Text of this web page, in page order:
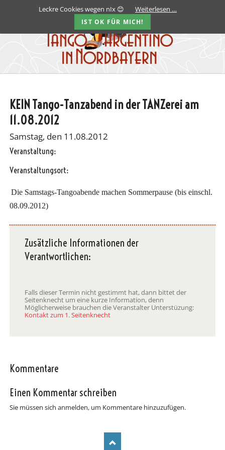
KEIN Tango-Tanzabend in der TANZerei am
11.08.2012
Samstag, den 11.08.2012
Veranstaltung:
Veranstaltungsort:
Die Samstags-Tangoabende machen Sommerpause (bis einschl.
08.09.2012)
Zusätzliche Informationen der
Verantwortlichen:
Falls dieser Termin nicht gestimmt hat, dann bittet der
Seitenknecht um eine kurze Information, denn
Möglicherweise brauchen die Veranstalter Unterstüzung:
Kontakt zum 1. Seitenknecht
Kommentare
Einen Kommentar schreiben
Sie müssen sich anmelden, um Kommentare hinzuzufügen.
Leckre Cookies wegen nIx 😊 Weiterlesen …
IST OK FÜR MICH!